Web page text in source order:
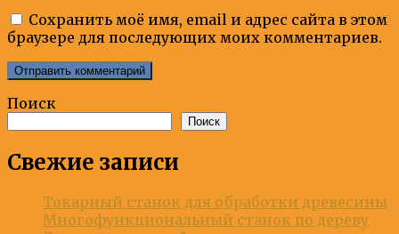
Сохранить моё имя, email и адрес сайта в этом
браузере для последующих моих комментариев.
Поиск
Поиск
Свежие записи
Токарный станок для обработки древесины
Многофункциональный станок по дереву